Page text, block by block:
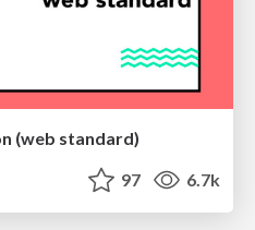
(web standard)
97 6.7k